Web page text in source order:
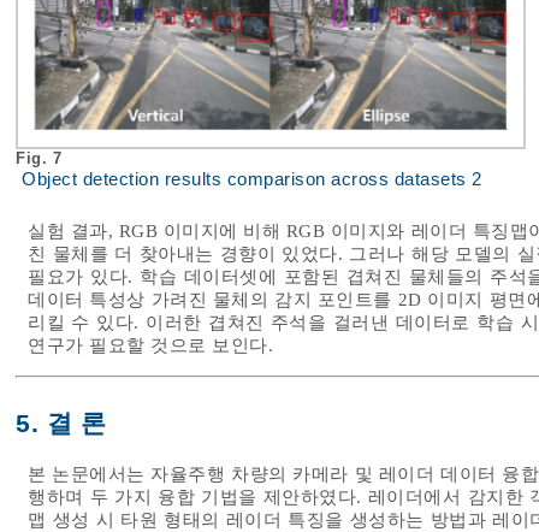
Fig. 7
Object detection results comparison across datasets 2
실험 결과, RGB 이미지에 비해 RGB 이미지와 레이더 특징
친 물체를 더 찾아내는 경향이 있었다. 그러나 해당 모델의
필요가 있다. 학습 데이터셋에 포함된 겹쳐진 물체들의 주
데이터 특성상 가려진 물체의 감지 포인트를 2D 이미지 평
리킬 수 있다. 이러한 겹쳐진 주석을 걸러낸 데이터로 학습
연구가 필요할 것으로 보인다.
5. 결 론
본 논문에서는 자율주행 차량의 카메라 및 레이더 데이터 융
행하며 두 가지 융합 기법을 제안하였다. 레이더에서 감지한
맵 생성 시 타원 형태의 레이더 특징을 생성하는 방법과 레